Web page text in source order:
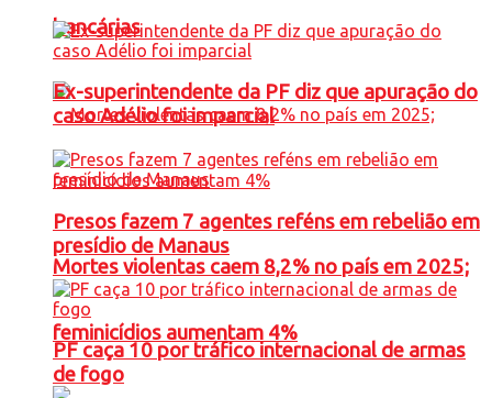
bancárias
Mortes violentas caem 8,2% no país em 2025;
feminicídios aumentam 4%
Ex-superintendente da PF diz que apuração do
caso Adélio foi imparcial
Presos fazem 7 agentes reféns em rebelião em
presídio de Manaus
PF caça 10 por tráfico internacional de armas
de fogo